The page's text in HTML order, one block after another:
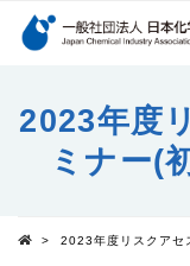
検索キーワード
2023年度
ミナー(
> 2023年度リスクアセ